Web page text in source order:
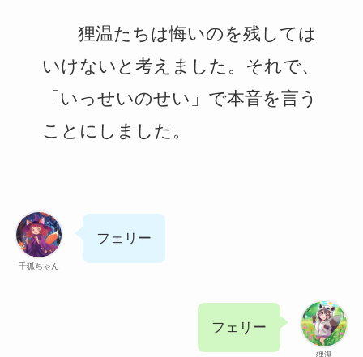
狸温たちは悔いのを残しては
いけないと考えました。それで、
「いっせいのせい」で本音を言う
ことにしました。
千狐ちゃん
フェリー
狸温
フェリー